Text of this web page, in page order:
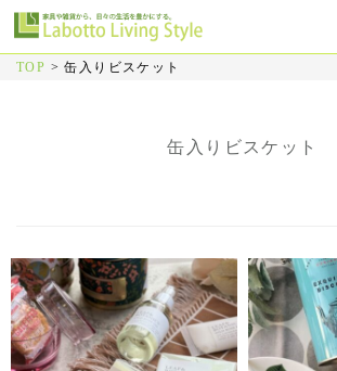
TOP >缶入りビスケット
缶入りビスケット